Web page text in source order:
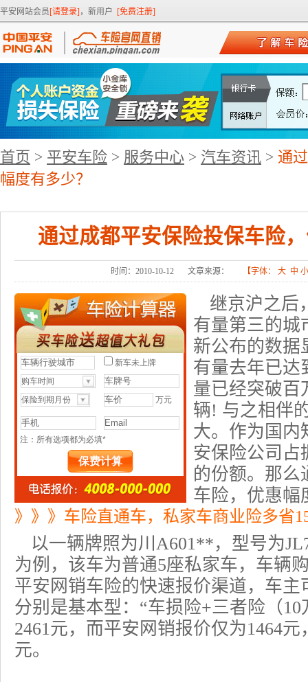
平安网站会员[请登录] ，新用户 [免费注册]
首页 > 平安车险 > 服务中心 > 汽车资讯 > 通
幅度有多少？
通过成都平安保险投保车险
时间：2010-10-12 文章来源： 【字体： 大 中 小
继京沪之后
有量第三的城
新公布的数据
有量去年已达
量已经突破百
辆! 与之相伴
大。作为国内
安保险公司占
的份额。那么
车险，优惠幅
》》》车险直通车，私家车商业险多省
以一辆牌照为川A601**，型号为
为例，该车为普通5座私家车，车辆
平安网 销车险的快速报价渠道，车
分别是基本型：“车损险+三者险（
2461元，而平安网销报价仅为1464
元。